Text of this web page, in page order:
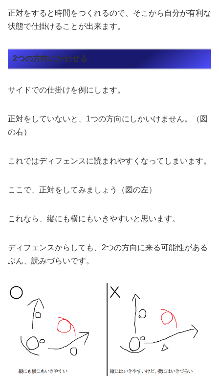
正対をすると時間をつくれるので、そこから自分が有利な
状態で仕掛けることが出来ます。
2つの方向にかわせる
サイドでの仕掛けを例にします。
正対をしていないと、1つの方向にしかいけません。（図
の右）
これではディフェンスに読まれやすくなってしまいます。
ここで、正対をしてみましょう（図の左）
これなら、縦にも横にもいきやすいと思います。
ディフェンスからしても、2つの方向に来る可能性がある
ぶん、読みづらいです。